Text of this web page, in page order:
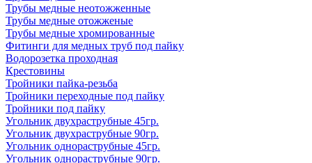
Трубы медные неотожженные
Трубы медные отожженые
Трубы медные хромированные
Фитинги для медных труб под пайку
Водорозетка проходная
Крестовины
Тройники пайка-резьба
Тройники переходные под пайку
Тройники под пайку
Угольник двухраструбные 45гр.
Угольник двухраструбные 90гр.
Угольник однораструбные 45гр.
Угольник однораструбные 90гр.